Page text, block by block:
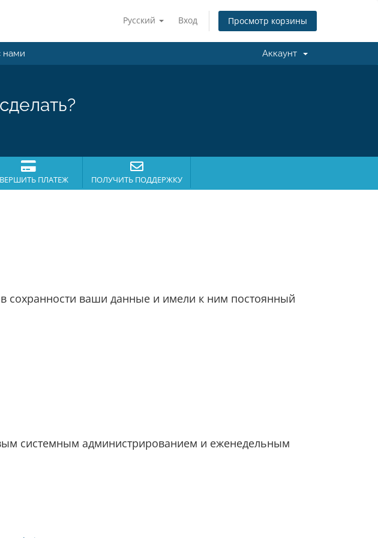
Русский Вход Просмотр корзины
нами Аккаунт
ПЛАТЕЖ ПОЛУЧИТЬ ПОДДЕРЖКУ
сохранности ваши данные и имели к ним постоянный
системным администрированием и еженедельным